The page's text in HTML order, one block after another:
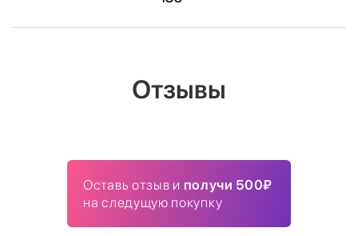
Отзывы
Оставь отзыв и получи 500₽
на следущую покупку